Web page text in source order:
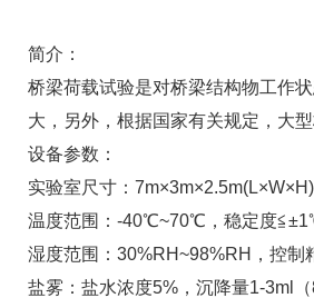
简介：
桥梁荷载试验是对桥梁结构物工作
大，另外，根据国家有关规定，大
设备参数：
实验室尺寸：7m×3m×2.5m(L×W×H)
温度范围：-40℃~70℃，稳定度
湿度范围：30%RH~98%RH，控
盐雾：盐水浓度5%，沉降量1-3ml